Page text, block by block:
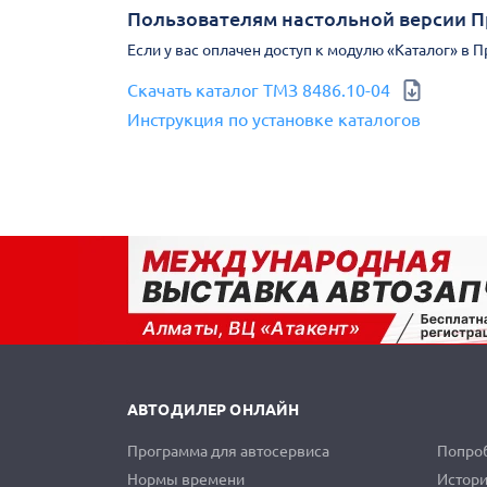
Пользователям настольной версии
Если у вас оплачен доступ к модулю «Каталог» в
Скачать каталог ТМЗ 8486.10-04
Инструкция по установке каталогов
АВТОДИЛЕР ОНЛАЙН
Программа для автосервиса
Нормы времени